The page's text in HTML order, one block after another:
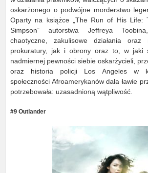
oskarżonego o podwójne morderstwo
Oparty na książce „The Run of His Life:
Simpson” autorstwa Jeffreya
chaotyczne, zakulisowe działania oraz
prokuratury, jak i obrony oraz to, w jaki
nadmiernej pewności siebie oskarżycieli,
oraz historia policji Los Angeles w
społeczności Afroamerykanów dała ławie
potrzebowała: uzasadnioną wątpliwość.
#9 Outlander